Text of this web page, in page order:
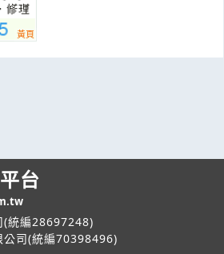
台
(統編28697248)
公司(統編70398496)